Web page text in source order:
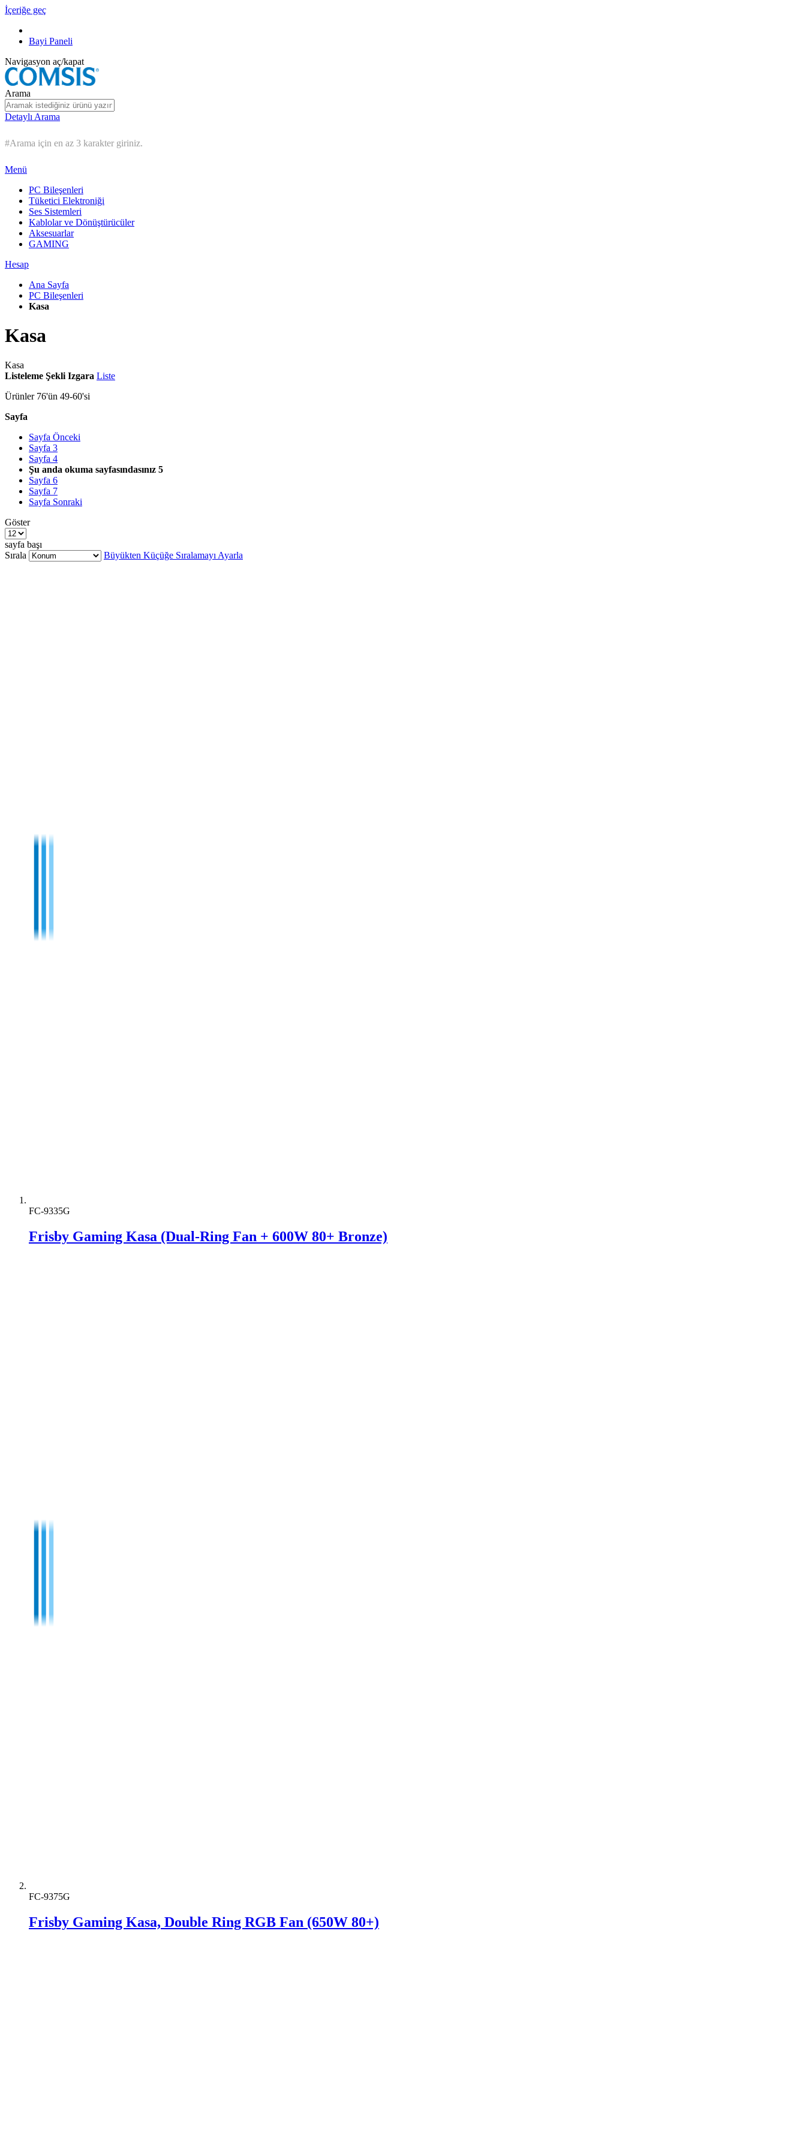
İçeriğe geç
Bayi Paneli
Navigasyon aç/kapat
Arama
Detaylı Arama
#Arama için en az 3 karakter giriniz.
Menü
PC Bileşenleri
Tüketici Elektroniği
Ses Sistemleri
Kablolar ve Dönüştürücüler
Aksesuarlar
GAMING
Hesap
Ana Sayfa
PC Bileşenleri
Kasa
Kasa
Kasa
Listeleme Şekli Izgara Liste
Ürünler 76'ün 49-60'si
Sayfa
Sayfa Önceki
Sayfa 3
Sayfa 4
Şu anda okuma sayfasındasınız 5
Sayfa 6
Sayfa 7
Sayfa Sonraki
Göster
sayfa başı
Sırala
Büyükten Küçüğe Sıralamayı Ayarla
FC-9335G
Frisby Gaming Kasa (Dual-Ring Fan + 600W 80+ Bronze)
FC-9375G
Frisby Gaming Kasa, Double Ring RGB Fan (650W 80+)